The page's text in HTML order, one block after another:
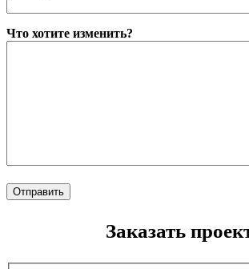
Что хотите изменить?
Заказать